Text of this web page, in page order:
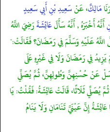
مَالِكٌ، عَنْسَعِيدِ بْنِ أَبِي سَعِيدٍ
أَنَّهُ أَخْبَرَهُ , أَنَّهُ سَأَلَعَائِشَةَرَضِيَ اللَّهُ
عَلَيْهِ وَسَلَّمَ فِي رَمَضَانَ؟ فَقَالَتْ:"
فِي رَمَضَانَ وَلَا فِي غَيْرِهِ عَلَى
عَنْ حُسْنِهِنَّ وَطُولِهِنَّ، ثُمَّ يُصَلِّي
ثَلَاثًا، قَالَتْ عَائِشَةُ: فَقُلْتُ: يَا
إِنَّ عَيْنَيَّ تَنَامَانِ وَلَا يَنَامُ